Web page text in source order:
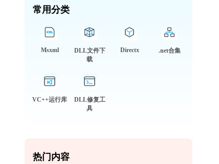
常用分类
Msxml
DLL文件下
载
Directx .net合集
VC++运行库
DLL修复工
具
热门内容